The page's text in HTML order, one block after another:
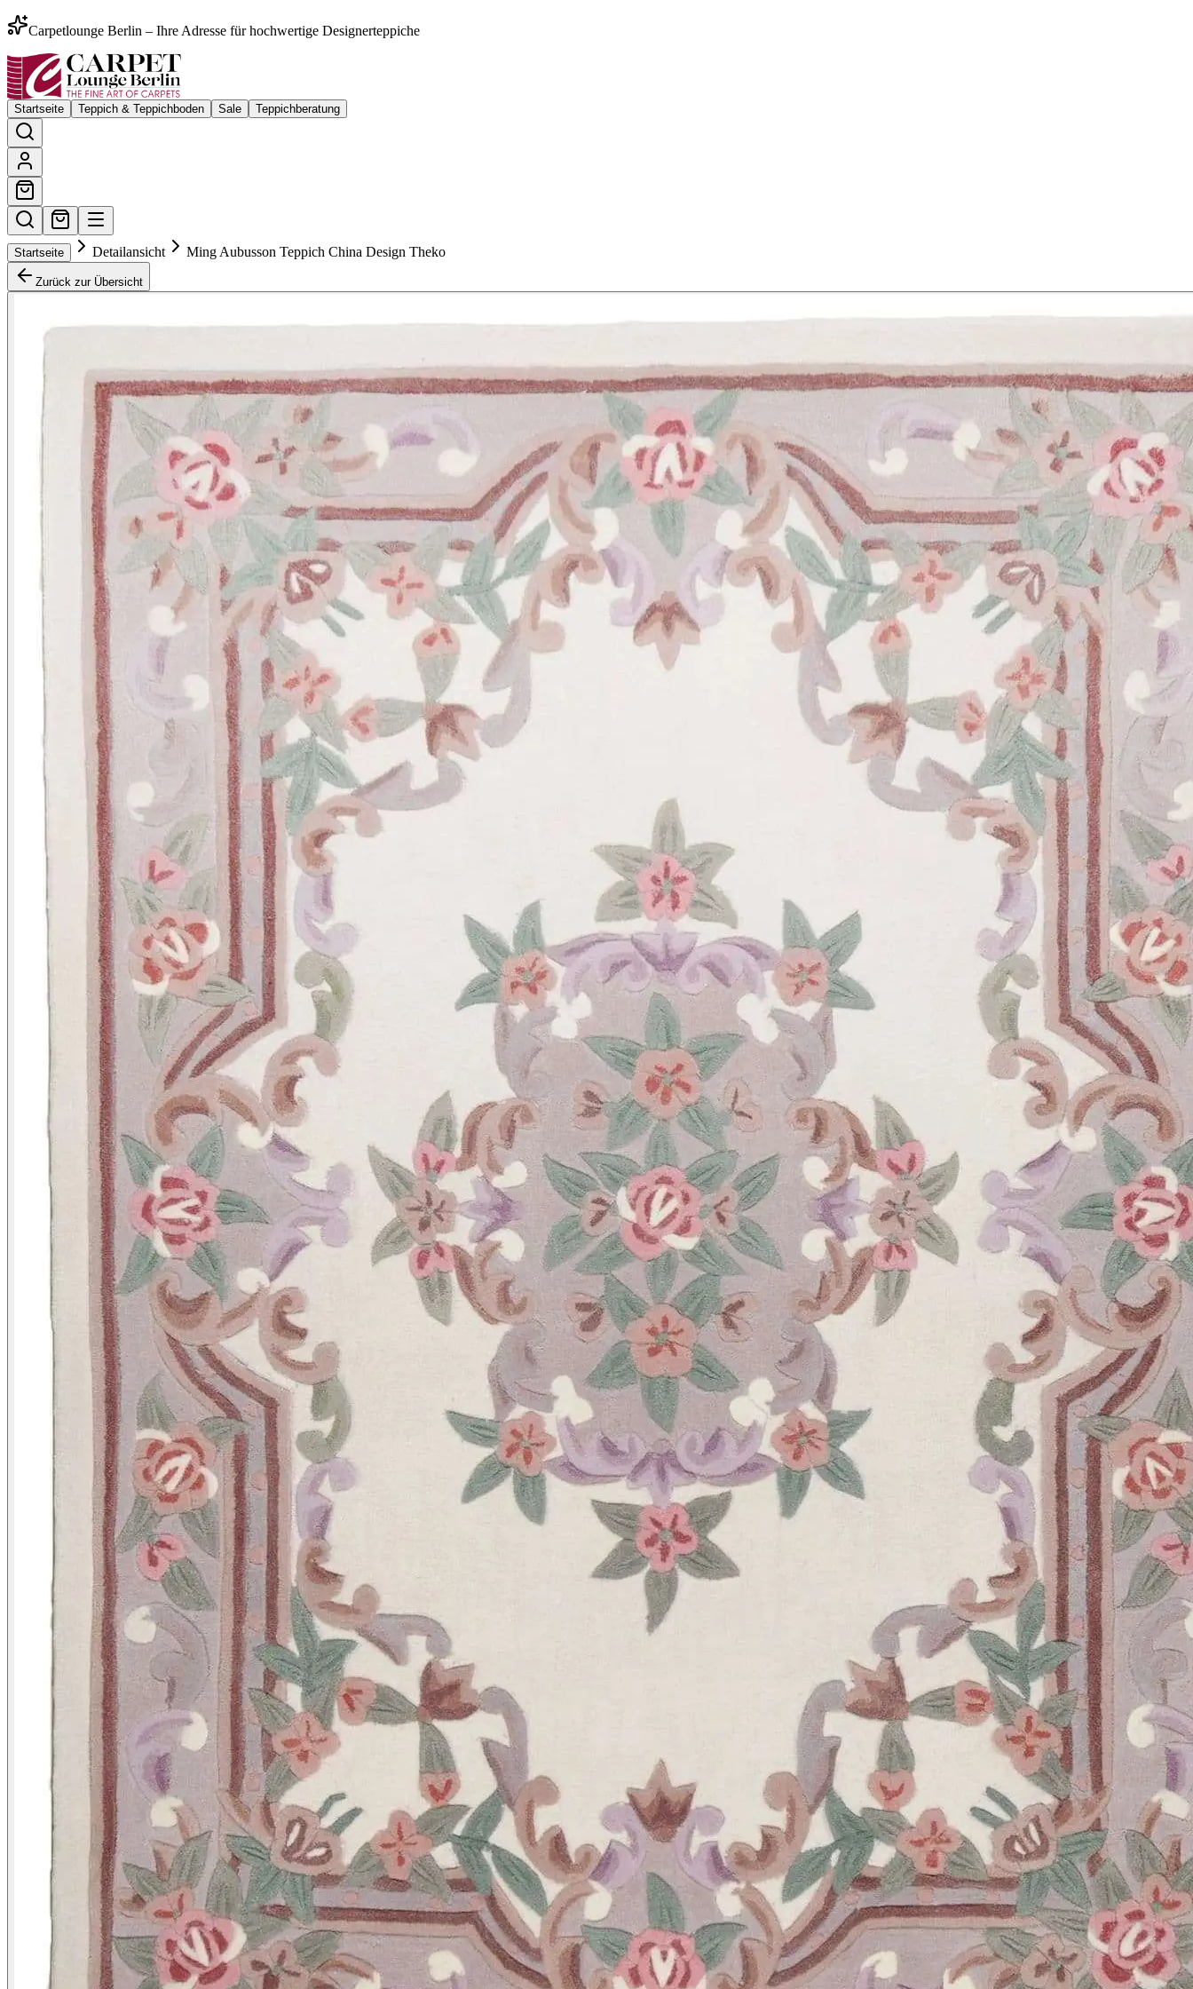
Carpetlounge Berlin – Ihre Adresse für hochwertige Designerteppiche
Startseite Teppich & Teppichboden Sale Teppichberatung
Startseite Detailansicht Ming Aubusson Teppich China Design Theko
Zurück zur Übersicht